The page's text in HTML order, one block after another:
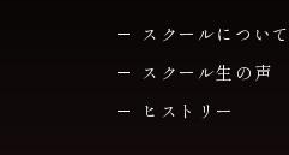
スクールについて
スクール生の声
ヒストリー